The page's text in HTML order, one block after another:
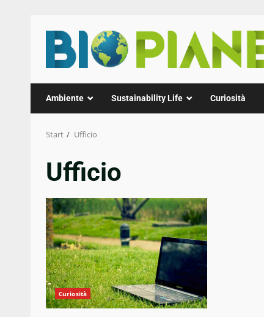
Inhalt
springen
Ambiente Sustainability Life Curiosità
Start Ufficio
Ufficio
Curiosità